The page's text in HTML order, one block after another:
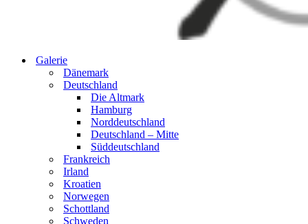
Galerie
Dänemark
Deutschland
Die Altmark
Hamburg
Norddeutschland
Deutschland – Mitte
Süddeutschland
Frankreich
Irland
Kroatien
Norwegen
Schottland
Schweden